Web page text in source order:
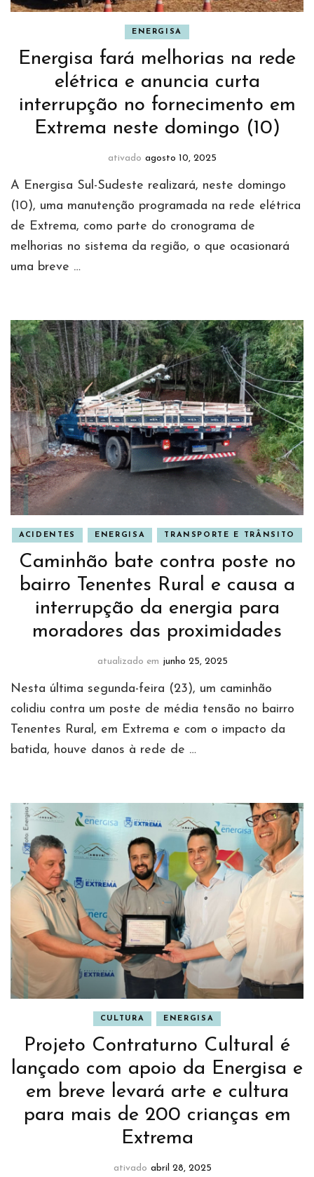
ENERGISA
Energisa fará melhorias na rede
elétrica e anuncia curta
interrupção no fornecimento em
Extrema neste domingo (10)
ativado agosto 10, 2025
A Energisa Sul-Sudeste realizará, neste domingo
(10), uma manutenção programada na rede elétrica
de Extrema, como parte do cronograma de
melhorias no sistema da região, o que ocasionará
uma breve …
ACIDENTES ENERGISA TRANSPORTE E TRÂNSITO
Caminhão bate contra poste no
bairro Tenentes Rural e causa a
interrupção da energia para
moradores das proximidades
atualizado em junho 25, 2025
Nesta última segunda-feira (23), um caminhão
colidiu contra um poste de média tensão no bairro
Tenentes Rural, em Extrema e com o impacto da
batida, houve danos à rede de …
CULTURA ENERGISA
Projeto Contraturno Cultural é
lançado com apoio da Energisa e
em breve levará arte e cultura
para mais de 200 crianças em
Extrema
ativado abril 28, 2025